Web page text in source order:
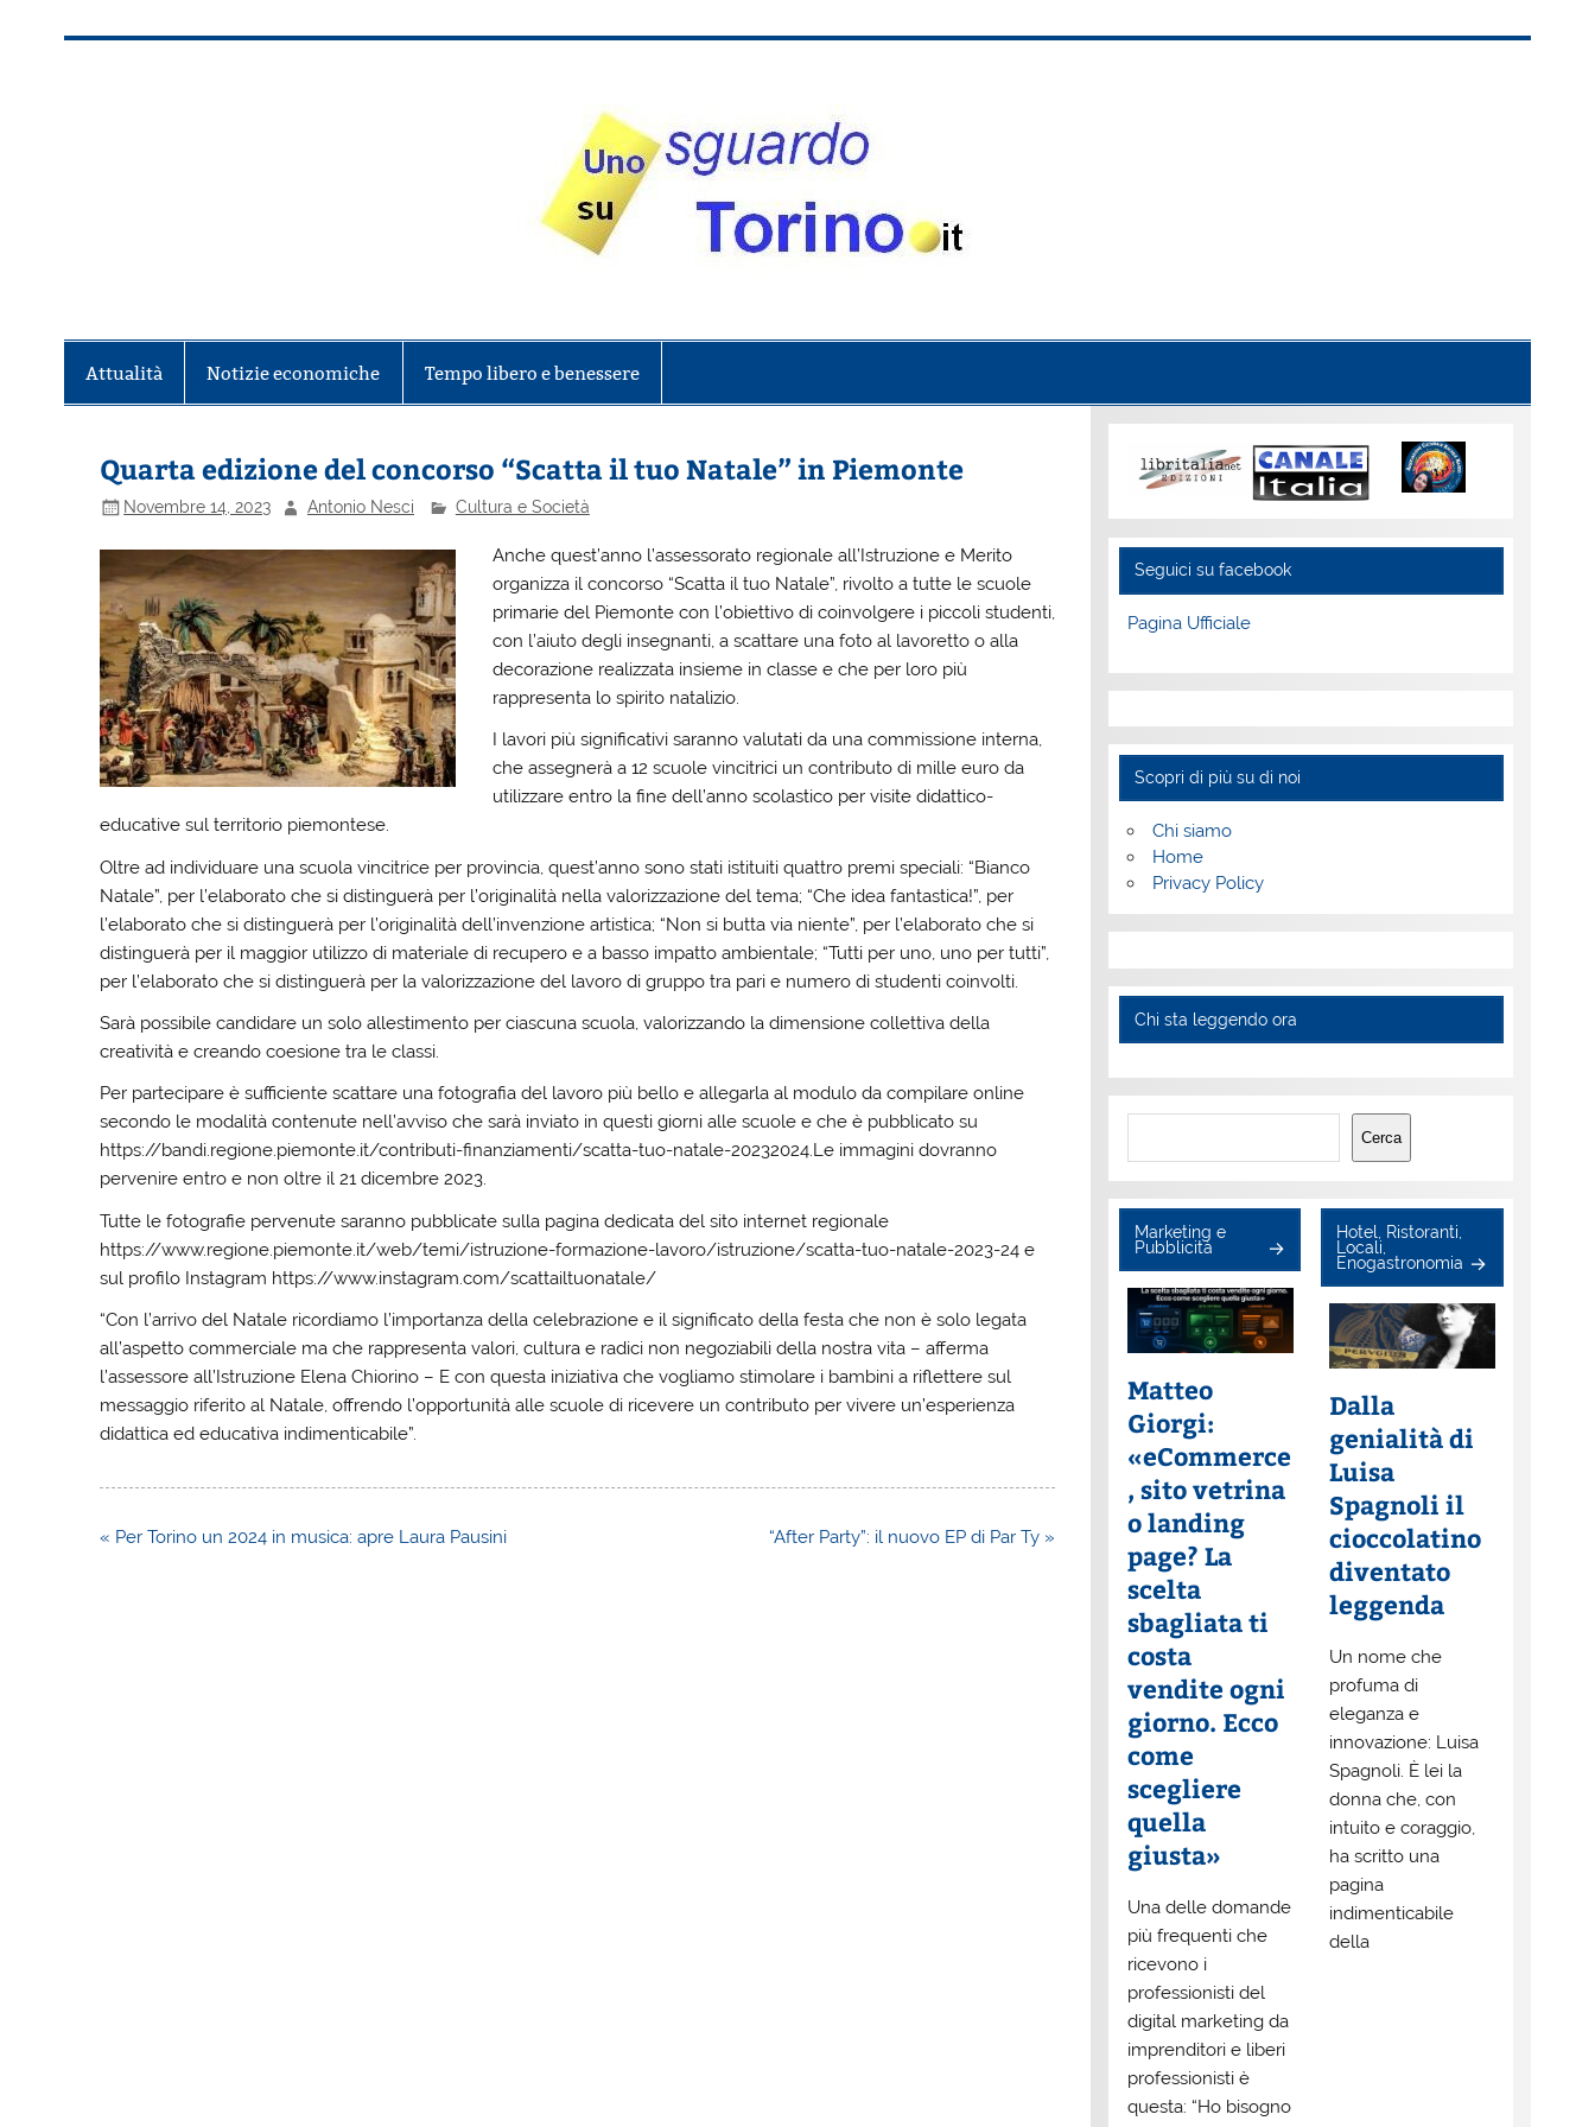
Attualità Notizie economiche Tempo libero e benessere
Quarta edizione del concorso “Scatta il tuo Natale” in Piemonte
Novembre 14, 2023 Antonio Nesci Cultura e Società
Anche quest’anno l’assessorato regionale all’Istruzione e Merito
organizza il concorso “Scatta il tuo Natale”, rivolto a tutte le scuole
primarie del Piemonte con l’obiettivo di coinvolgere i piccoli studenti,
con l’aiuto degli insegnanti, a scattare una foto al lavoretto o alla
decorazione realizzata insieme in classe e che per loro più
rappresenta lo spirito natalizio.
I lavori più significativi saranno valutati da una commissione interna,
che assegnerà a 12 scuole vincitrici un contributo di mille euro da
utilizzare entro la fine dell’anno scolastico per visite didattico-
educative sul territorio piemontese.
Oltre ad individuare una scuola vincitrice per provincia, quest’anno sono stati istituiti quattro premi speciali: “Bianco
Natale”, per l’elaborato che si distinguerà per l’originalità nella valorizzazione del tema; “Che idea fantastica!”, per
l’elaborato che si distinguerà per l’originalità dell’invenzione artistica; “Non si butta via niente”, per l’elaborato che si
distinguerà per il maggior utilizzo di materiale di recupero e a basso impatto ambientale; “Tutti per uno, uno per tutti”,
per l’elaborato che si distinguerà per la valorizzazione del lavoro di gruppo tra pari e numero di studenti coinvolti.
Sarà possibile candidare un solo allestimento per ciascuna scuola, valorizzando la dimensione collettiva della
creatività e creando coesione tra le classi.
Per partecipare è sufficiente scattare una fotografia del lavoro più bello e allegarla al modulo da compilare online
secondo le modalità contenute nell’avviso che sarà inviato in questi giorni alle scuole e che è pubblicato su
https://bandi.regione.piemonte.it/contributi-finanziamenti/scatta-tuo-natale-20232024.Le immagini dovranno
pervenire entro e non oltre il 21 dicembre 2023.
Tutte le fotografie pervenute saranno pubblicate sulla pagina dedicata del sito internet regionale
https://www.regione.piemonte.it/web/temi/istruzione-formazione-lavoro/istruzione/scatta-tuo-natale-2023-24 e
sul profilo Instagram https://www.instagram.com/scattailtuonatale/
“Con l’arrivo del Natale ricordiamo l’importanza della celebrazione e il significato della festa che non è solo legata
all’aspetto commerciale ma che rappresenta valori, cultura e radici non negoziabili della nostra vita – afferma
l’assessore all’Istruzione Elena Chiorino – E con questa iniziativa che vogliamo stimolare i bambini a riflettere sul
messaggio riferito al Natale, offrendo l’opportunità alle scuole di ricevere un contributo per vivere un’esperienza
didattica ed educativa indimenticabile”.
Navigazione
« Per Torino un 2024 in musica: apre Laura Pausini “After Party”: il nuovo EP di Par Ty »
Seguici su facebook
Pagina Ufficiale
Scopri di più su di noi
Chi siamo
Home
Privacy Policy
Chi sta leggendo ora
Cerca
Cerca
Marketing e
Pubblicità
Matteo
Giorgi:
«eCommerce
, sito vetrina
o landing
page? La
scelta
sbagliata ti
costa
vendite ogni
giorno. Ecco
come
scegliere
quella
giusta»
Una delle domande
più frequenti che
ricevono i
professionisti del
digital marketing da
imprenditori e liberi
professionisti è
questa: “Ho bisogno
Hotel, Ristoranti,
Locali,
Enogastronomia
Dalla
genialità di
Luisa
Spagnoli il
cioccolatino
diventato
leggenda
Un nome che
profuma di
eleganza e
innovazione: Luisa
Spagnoli. È lei la
donna che, con
intuito e coraggio,
ha scritto una
pagina
indimenticabile
della